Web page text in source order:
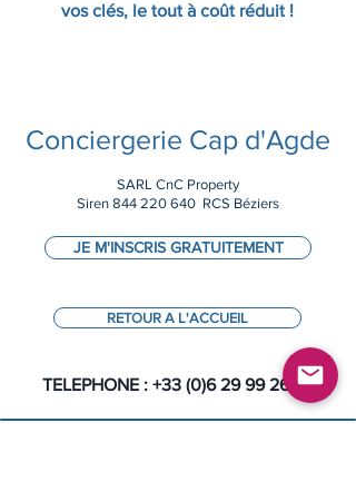
vos clés, le tout à coût réduit !
Conciergerie Cap d'Agde
SARL CnC Property
Siren 844 220 640 RCS Béziers
JE M'INSCRIS GRATUITEMENT
RETOUR A L'ACCUEIL
TELEPHONE : +33 (0)6 29 99 26 92